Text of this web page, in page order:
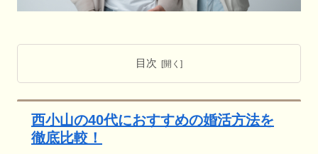
目次
西小山の40代におすすめの婚活方法を
徹底比較！